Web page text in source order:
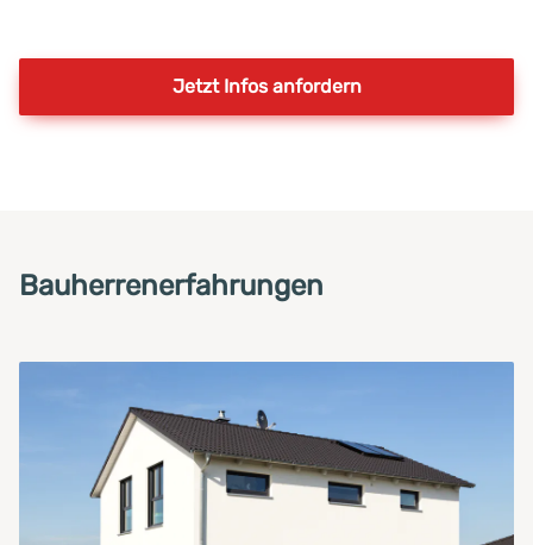
Jetzt Infos anfordern
Bauherrenerfahrungen